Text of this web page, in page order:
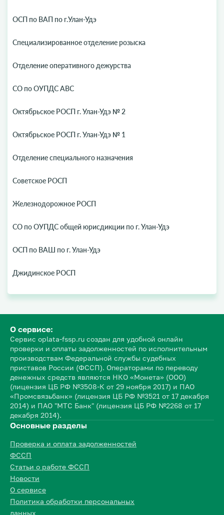
ОСП по ВАП по г.Улан-Удэ
Специализированное отделение розыска
Отделение оперативного дежурства
СО по ОУПДС АВС
Октябрьское РОСП г. Улан-Удэ № 2
Октябрьское РОСП г. Улан-Удэ № 1
Отделение специального назначения
Советское РОСП
Железнодорожное РОСП
СО по ОУПДС общей юрисдикции по г. Улан-Удэ
ОСП по ВАШ по г. Улан-Удэ
Джидинское РОСП
О сервисе:
Сервис oplata-fssp.ru создан для удобной онлайн
проверки и оплаты задолженностей по исполнительным
производствам Федеральной службы судебных
приставов России (ФССП). Операторами по переводу
денежных средств являются НКО «Монета» (ООО)
(лицензия ЦБ РФ №3508-К от 29 ноября 2017) и ПАО
«Промсвязьбанк» (лицензия ЦБ РФ №3521 от 17 декабря
2014) и ПАО "МТС Банк" (лицензия ЦБ РФ №2268 от 17
декабря 2014).
Основные разделы
Проверка и оплата задолженностей
ФССП
Статьи о работе ФССП
Новости
О сервисе
Политика обработки персональных
данных